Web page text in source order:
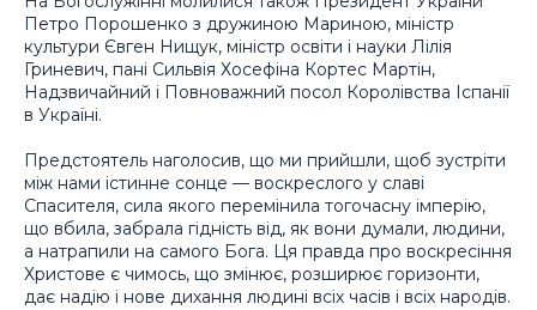
Петро Порошенко з дружиною Мариною, міністр
культури Євген Нищук, міністр освіти і науки Лілія
Гриневич, пані Сильвія Хосефіна Кортес Мартін,
Надзвичайний і Повноважний посол Королівства Іспанії
в Україні.
Предстоятель наголосив, що ми прийшли, щоб зустріти
між нами істинне сонце — воскреслого у славі
Спасителя, сила якого перемінила тогочасну імперію,
що вбила, забрала гідність від, як вони думали, людини,
а натрапили на самого Бога. Ця правда про воскресіння
Христове є чимось, що змінює, розширює горизонти,
дає надію і нове дихання людині всіх часів і всіх народів.